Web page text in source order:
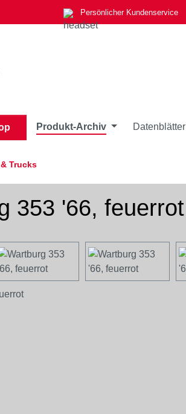
Persönlicher Kundenservice
Produkt-Archiv Datenblätter
Trucks
353 '66, feuerrot